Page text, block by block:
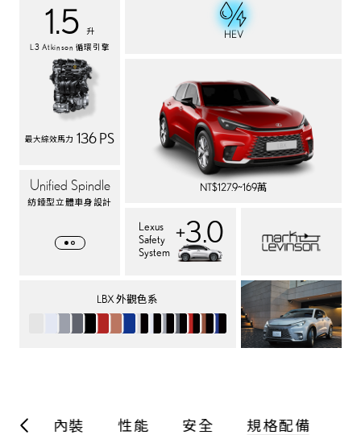
1.5升
L3 Atkinson 循環引擎
最大綜效馬力 136 PS
HEV
NT$127.9~169萬
Lexus
Safety
System
+3.0
Unified Spindle
紡錘型立體車身設計
Tazuna Cockpit
啟程不凡新未來
LBX 外觀色系
色 內裝 性能 安全 規格配備